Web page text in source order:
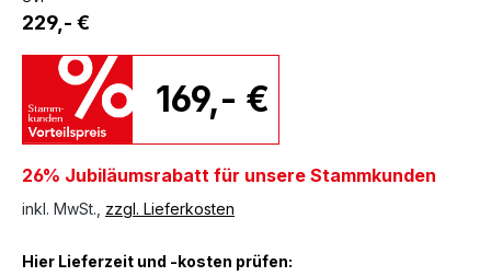
229,- €
169,- €
26% Jubiläumsrabatt für unsere Stammkunden
inkl. MwSt., zzgl. Lieferkosten
Hier Lieferzeit und -kosten prüfen: